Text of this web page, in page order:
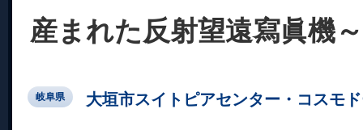
産まれた反射望遠寫眞機
岐阜県 大垣市スイトピアセンター・コスモ